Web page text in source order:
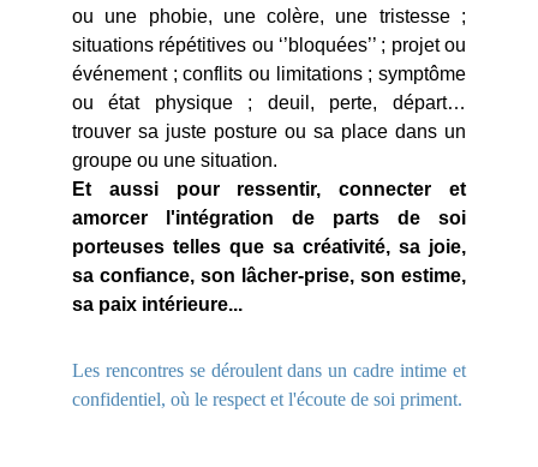
ou une phobie, une colère, une tristesse ;
situations répétitives ou ‘’bloquées’’ ; projet ou
événement ; conflits ou limitations ; symptôme
ou état physique ; deuil, perte, départ…
trouver sa juste posture ou sa place dans un
groupe ou une situation.
Et aussi pour ressentir, connecter et
amorcer l'intégration de parts de soi
porteuses telles que sa créativité, sa joie,
sa confiance, son lâcher-prise, son estime,
sa paix intérieure...
Les rencontres se déroulent dans un cadre intime et
confidentiel, où le respect et l'écoute de soi priment.